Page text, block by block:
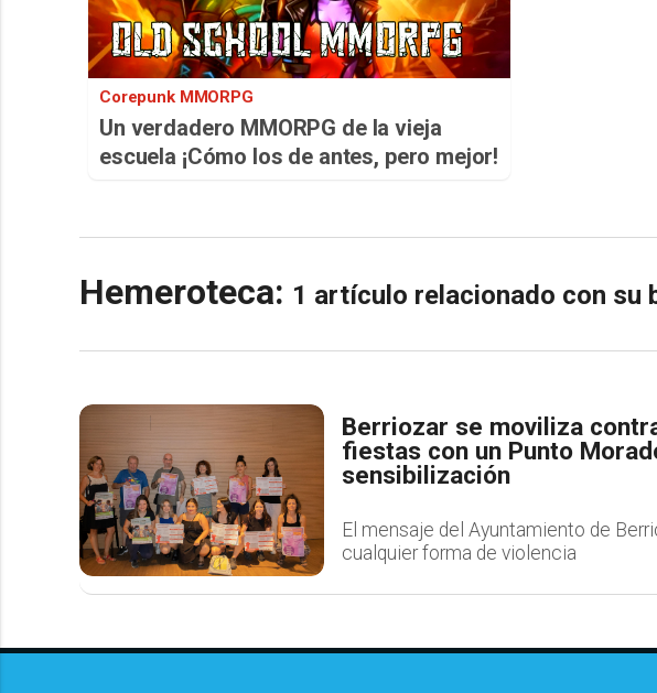
Corepunk MMORPG
Un verdadero MMORPG de la vieja
escuela ¡Cómo los de antes, pero mejor!
Hemeroteca: 1 artículo relacionado con su
Berriozar se moviliza
fiestas con un Punto
sensibilización
El mensaje del Ayuntamiento de
cualquier forma de violencia